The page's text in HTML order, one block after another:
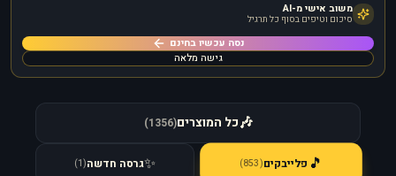
משוב אישי מ-AI
סיכום וטיפים בסוף כל תרגיל
נסה עכשיו בחינם
גישה מלאה
🎶כל המוצרים(
1356
)
🎵 פלייבקים(
853
)
✨גרסה חדשה(
1
)